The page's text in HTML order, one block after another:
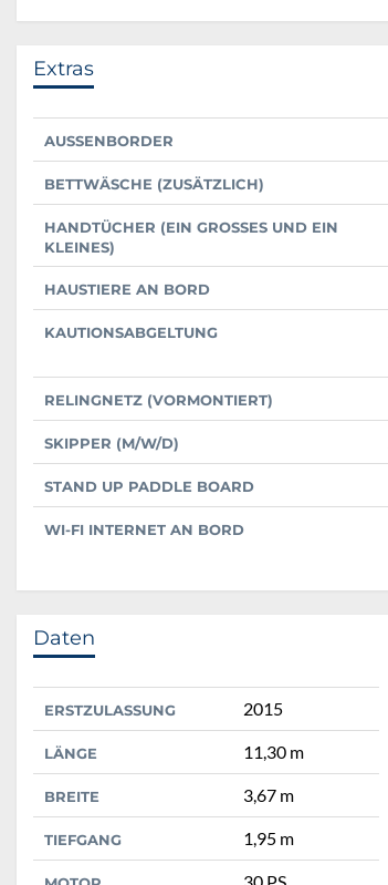
Extras
AUSSENBORDER
BETTWÄSCHE (ZUSÄTZLICH)
HANDTÜCHER (EIN GROSSES UND EIN K
LEINES)
HAUSTIERE AN BORD
KAUTIONSABGELTUNG
RELINGNETZ (VORMONTIERT)
SKIPPER (M/W/D)
STAND UP PADDLE BOARD
WI-FI INTERNET AN BORD
Daten
ERSTZULASSUNG 2015
LÄNGE 11,30 m
BREITE 3,67 m
TIEFGANG 1,95 m